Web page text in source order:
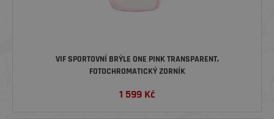
VIF SPORTOVNÍ BRÝLE ONE PINK TRANSPARENT,
FOTOCHROMATICKÝ ZORNÍK
1 599 Kč